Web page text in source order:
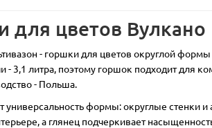
для цветов Вулкано
- горшки для цветов округлой
3,1 литра, поэтому горшок подходит для
- Польша.
универсальность формы: округлые стенки
а глянец подчеркивает